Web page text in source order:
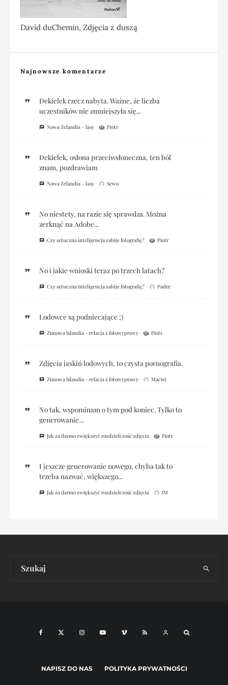
David duChemin, Zdjęcia z duszą
Najnowsze komentarze
Dekielek rzecz nabyta. Ważne, że liczba
uczestników nie zmniejszyła się...
Nowa Zelandia – lasy Piotr
Dekielek, osłona przeciwsłoneczna, ten ból
znam, pozdrawiam
Nowa Zelandia – lasy Sewo
No niestety, na razie się sprawdza. Można
zerknąć na Adobe...
Czy sztuczna inteligencja zabije fotografię? Piotr
No i jakie wnioski teraz po trzech latach?
Czy sztuczna inteligencja zabije fotografię? Padre
Lodowce są podniecające ;)
Zimowa Islandia – relacja z fotowyprawy Piotr
Zdjęcia jaskiń lodowych, to czysta pornografia.
Zimowa Islandia – relacja z fotowyprawy Maciej
No tak, wspominam o tym pod koniec. Tylko to
generowanie...
Jak za darmo zwiększyć rozdzielczość zdjęcia Piotr
I jeszcze generowanie nowego, chyba tak to
trzeba nazwać, większego...
Jak za darmo zwiększyć rozdzielczość zdjęcia IM
NAPISZ DO NAS POLITYKA PRYWATNOŚCI